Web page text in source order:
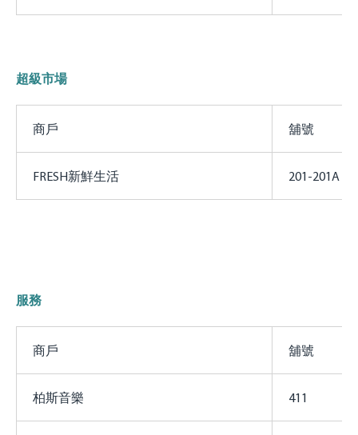
超級市場
商戶 舖號
FRESH新鮮生活 201-201A
服務
商戶 舖號
柏斯音樂 411